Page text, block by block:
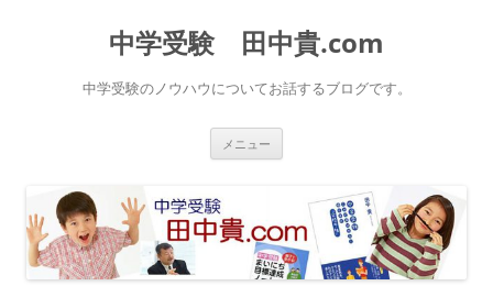
中学受験 田中貴.com
中学受験のノウハウについてお話するブログです。
メニュー
ス
キ
ッ
プ